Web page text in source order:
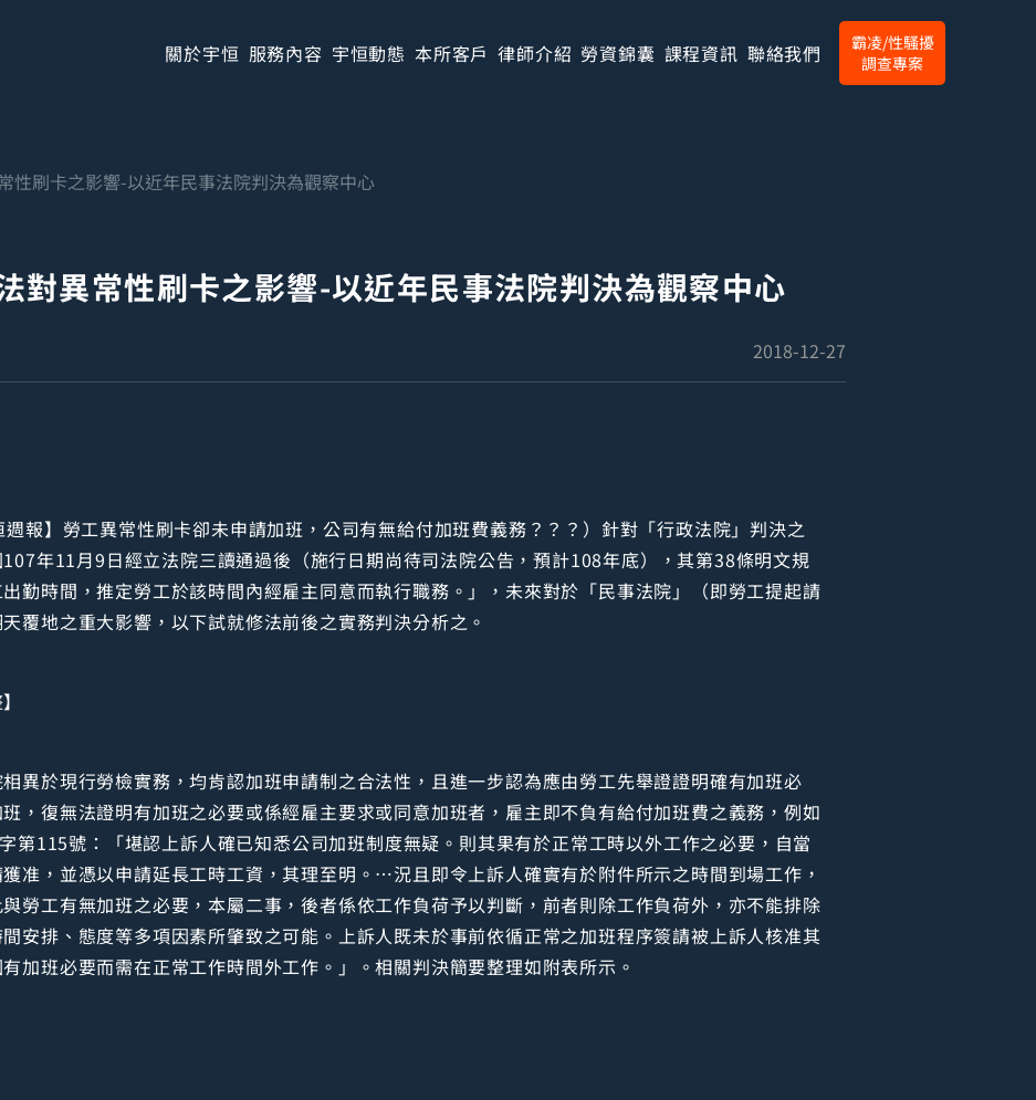
關於宇恒 服務內容 宇恒動態 本所客戶 律師介紹 勞資錦囊 課程資訊 聯絡我們
霸凌/性騷擾
調查專案
性刷卡之影響-以近年民事法院判決為觀察中心
對異常性刷卡之影響-以近年民事法院判決為觀察中心
2018-12-27
報】勞工異常性刷卡卻未申請加班，公司有無給付加班費義務？？？）針對「行政法院」判決之
年11月9日經立法院三讀通過後（施行日期尚待司法院公告，預計108年底），其第38條明文規
勤時間，推定勞工於該時間內經雇主同意而執行職務。」，未來對於「民事法院」（即勞工提起請
覆地之重大影響，以下試就修法前後之實務判決分析之。
異於現行勞檢實務，均肯認加班申請制之合法性，且進一步認為應由勞工先舉證證明確有加班必
，復無法證明有加班之必要或係經雇主要求或同意加班者，雇主即不負有給付加班費之義務，例如
第115號：「堪認上訴人確已知悉公司加班制度無疑。則其果有於正常工時以外工作之必要，自當
准，並憑以申請延長工時工資，其理至明。…況且即令上訴人確實有於附件所示之時間到場工作，
勞工有無加班之必要，本屬二事，後者係依工作負荷予以判斷，前者則除工作負荷外，亦不能排除
安排、態度等多項因素所肇致之可能。上訴人既未於事前依循正常之加班程序簽請被上訴人核准其
加班必要而需在正常工作時間外工作。」。相關判決簡要整理如附表所示。